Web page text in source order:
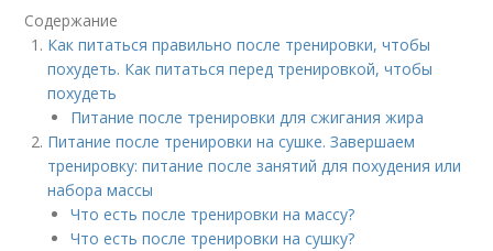
Содержание
Как питаться правильно после тренировки, чтобы
похудеть. Как питаться перед тренировкой, чтобы
похудеть
Питание после тренировки для сжигания жира
Питание после тренировки на сушке. Завершаем
тренировку: питание после занятий для похудения или
набора массы
Что есть после тренировки на массу?
Что есть после тренировки на сушку?